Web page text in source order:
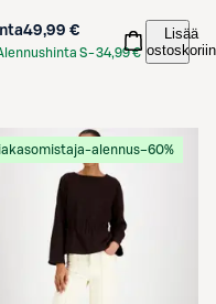
49,99 €
S-34,99 €
Lisää
ostoskoriin
alennus−60%